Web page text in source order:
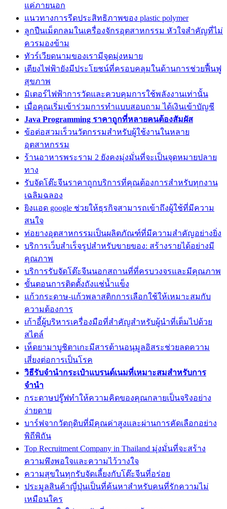
แค่ภายนอก
แนวทางการรีดประสิทธิภาพของ plastic polymer
ลูกปืนเม็ดกลมในเครื่องจักรอุตสาหกรรม หัวใจสำคัญที่ไม่
ควรมองข้าม
ทัวร์เวียดนามของเรามีจุดมุ่งหมาย
เตียงไฟฟ้ายังมีประโยชน์ที่ครอบคลุมในด้านการช่วยฟื้นฟู
สุขภาพ
มิเตอร์ไฟฟ้าการวัดและควบคุมการใช้พลังงานเท่านั้น
เมื่อคุณเริ่มเข้าร่วมการทำแบบสอบถาม ได้เงินเข้าบัญชี
Java Programming ราคาถูกที่หลายคนต้องสัมผัส
ข้อต่อสวมเร็วนวัตกรรมสำหรับผู้ใช้งานในหลาย
อุตสาหกรรม
ร้านอาหารพระราม 2 ยังคงมุ่งมั่นที่จะเป็นจุดหมายปลาย
ทาง
รับจัดโต๊ะจีนราคาถูกบริการที่คุณต้องการสำหรับทุกงาน
เฉลิมฉลอง
ยิงแอด google ช่วยให้ธุรกิจสามารถเข้าถึงผู้ใช้ที่มีความ
สนใจ
ท่อยางอุตสาหกรรมเป็นผลิตภัณฑ์ที่มีความสำคัญอย่างยิ่ง
บริการเว็บสำเร็จรูปสำหรับขายของ: สร้างรายได้อย่างมี
คุณภาพ
บริการรับจัดโต๊ะจีนนอกสถานที่ที่ครบวงจรและมีคุณภาพ
ขั้นตอนการติดตั้งถังแช่น้ำแข็ง
แก้วกระดาษ-แก้วพลาสติกการเลือกใช้ให้เหมาะสมกับ
ความต้องการ
เก้าอี้ผู้บริหารเครื่องมือที่สำคัญสำหรับผู้นำที่เต็มไปด้วย
สไตล์
เห็ดยามาบูชิตาเกะมีสารต้านอนุมูลอิสระช่วยลดความ
เสี่ยงต่อการเป็นโรค
วิธีรับจำนำกระเป๋าแบรนด์เนมที่เหมาะสมสำหรับการ
จำนำ
กระดาษปรู๊ฟทำให้ความคิดของคุณกลายเป็นจริงอย่าง
ง่ายดาย
บาร์ฟจากวัตถุดิบที่มีคุณค่าสูงและผ่านการคัดเลือกอย่าง
พิถีพิถัน
Top Recruitment Company in Thailand มุ่งมั่นที่จะสร้าง
ความพึงพอใจและความไว้วางใจ
ความสุขในทุกรับจัดเลี้ยงกับโต๊ะจีนที่อร่อย
ประมูลสินค้าญี่ปุ่นเป็นที่ค้นหาสำหรับคนที่รักความไม่
เหมือนใคร